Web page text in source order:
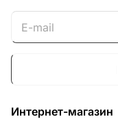
Интернет-магазин